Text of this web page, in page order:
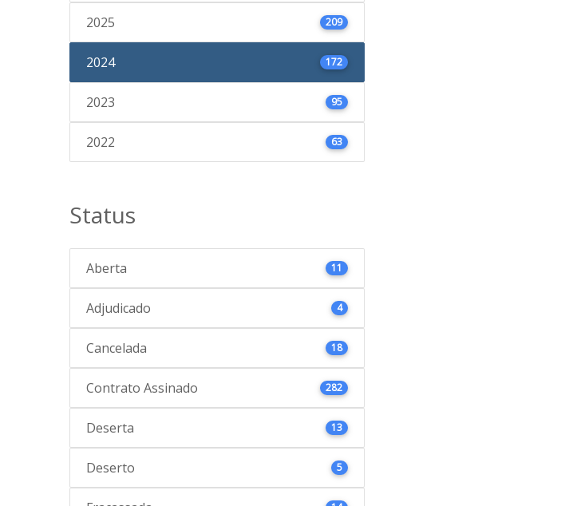
2025 209
2024 172
2023 95
2022 63
Status
Aberta 11
Adjudicado 4
Cancelada 18
Contrato Assinado 282
Deserta 13
Deserto 5